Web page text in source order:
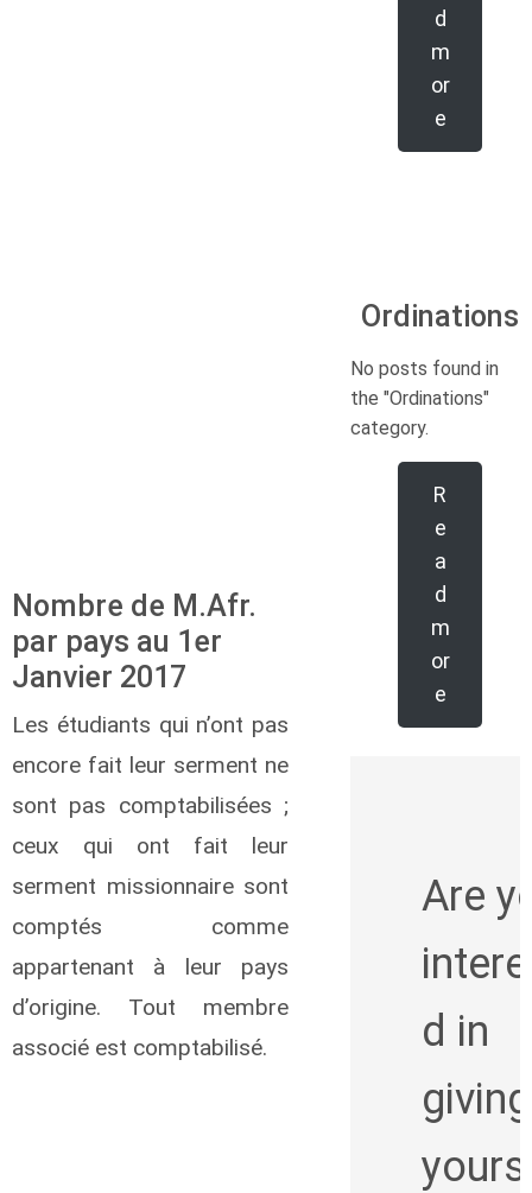
Nombre de M.Afr.
par pays au 1er
Janvier 2017
Les étudiants qui n’ont pas
encore fait leur serment ne
sont pas comptabilisées ;
ceux qui ont fait leur
serment missionnaire sont
comptés comme
appartenant à leur pays
d’origine. Tout membre
associé est comptabilisé.
d
m
or
e
Ordinations
No posts found in
the "Ordinations"
category.
R
e
a
d
m
or
e
Are
d in
giving